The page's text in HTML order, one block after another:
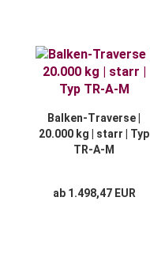
Balken-Traverse |
20.000 kg | starr | Typ
TR-A-M
ab 1.498,47 EUR